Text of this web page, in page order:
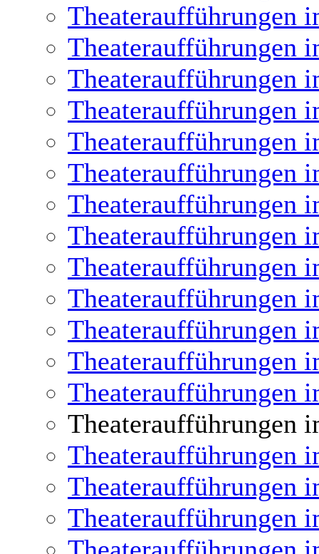
Theateraufführungen
Theateraufführungen
Theateraufführungen
Theateraufführungen
Theateraufführungen
Theateraufführungen
Theateraufführungen
Theateraufführungen
Theateraufführungen
Theateraufführungen
Theateraufführungen
Theateraufführungen
Theateraufführungen
Theateraufführungen
Theateraufführungen
Theateraufführungen
Theateraufführungen